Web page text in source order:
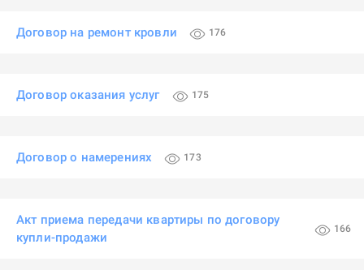
Договор на ремонт кровли 176
Договор оказания услуг 175
Договор о намерениях 173
Акт приема передачи квартиры по договору
купли-продажи
166